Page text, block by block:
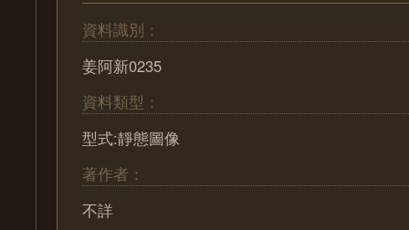
資料識別：
姜阿新0235
資料類型：
型式:靜態圖像
著作者：
不詳